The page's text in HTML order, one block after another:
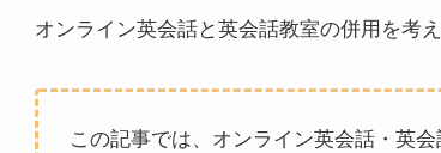
オンライン英会話と英会話教室の併用を考
この記事では、オンライン英会話・英